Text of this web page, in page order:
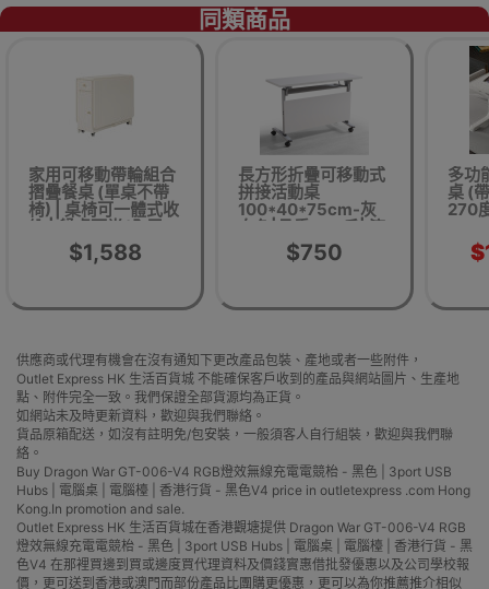
同類商品
家用可移動帶輪組合
摺疊餐桌 (單桌不帶
椅) | 桌椅可一體式收
納 | 餐桌可半/全展 -
白色
$1,588
長方形折疊可移動式
拼接活動桌
100*40*75cm-灰
白色|承重500斤| 滾
輪可360°移動
$750
多功
桌 (
270
供應商或代理有機會在沒有通知下更改產品包裝、產地或者一些附件，
Outlet Express HK 生活百貨城 不能確保客戶收到的產品與網站圖片、生產地
點、附件完全一致。我們保證全部貨源均為正貨。
如網站未及時更新資料，歡迎與我們聯絡。
貨品原箱配送，如沒有註明免/包安裝，一般須客人自行組裝，歡迎與我們聯
絡。
Buy Dragon War GT-006-V4 RGB燈效無線充電電競枱 - 黑色 | 3port USB
Hubs | 電腦桌 | 電腦檯 | 香港行貨 - 黑色V4 price in outletexpress .com Hong
Kong.In promotion and sale.
Outlet Express HK 生活百貨城在香港觀塘提供 Dragon War GT-006-V4 RGB
燈效無線充電電競枱 - 黑色 | 3port USB Hubs | 電腦桌 | 電腦檯 | 香港行貨 - 黑
色V4 在那裡買邊到買或邊度買代理資料及價錢實惠借批發優惠以及公司學校報
價，更可送到香港或澳門而部份產品比團購更優惠，更可以為你推薦推介相似